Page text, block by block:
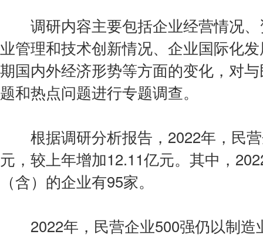
调研内容主要包括企业经营情况、
业管理和技术创新情况、企业国际化
期国内外经济形势等方面的变化，对
题和热点问题进行专题调查。
根据调研分析报告，2022年，民营
元，较上年增加12.11亿元。其中，
（含）的企业有95家。
2022年，民营企业500强仍以制造